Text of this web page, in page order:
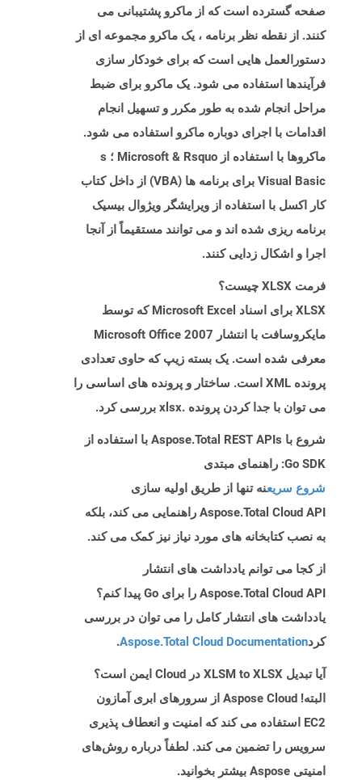
صفحه گسترده است که از ماکرو پشتیبانی می
کنند. از نقطه نظر برنامه ، یک ماکرو مجموعه ای از
دستورالعمل هایی است که برای خودکار سازی
فرآیندها استفاده می شود. یک ماکرو برای ضبط
مراحل انجام شده به طور مکرر و تسهیل انجام
اقدامات با اجرای دوباره ماکرو استفاده می شود.
ماکروها با استفاده از Microsoft & Rsquo ؛ s
Visual Basic برای برنامه ها (VBA) از داخل کتاب
کار اکسل با استفاده از ویرایشگر ویژوال بیسیک
برنامه ریزی شده اند و می توانند مستقیماً از آنجا
اجرا و اشکال زدایی کنند.
فرمت XLSX چیست؟
XLSX برای اسناد Microsoft Excel که توسط
مایکروسافت با انتشار Microsoft Office 2007
معرفی شده است. یک بسته زیپ که حاوی تعدادی
پرونده XML است. ساختار و پرونده های اساسی را
می توان با جدا کردن پرونده .xlsx بررسی کرد.
شروع با Aspose.Total REST APIs با استفاده از
Go SDK: راهنمای مبتدی
شروع سریعنه تنها از طریق اولیه سازی
Aspose.Total Cloud API راهنمایی می کند، بلکه
به نصب کتابخانه های مورد نیاز نیز کمک می کند.
از کجا می توانم یادداشت های انتشار
Aspose.Total Cloud API را برای Go پیدا کنم؟
یادداشت های انتشار کامل را می توان در بررسی
کردAspose.Total Cloud Documentation
.
آیا تبدیل XLSM to XLSX در Cloud ایمن است؟
البته! Aspose Cloud از سرورهای ابری آمازون
EC2 استفاده می کند که امنیت و انعطاف پذیری
سرویس را تضمین می کند. لطفاً درباره روش‌های
امنیتی Aspose بیشتر بخوانید.